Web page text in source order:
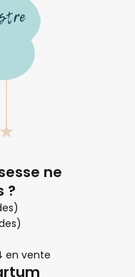
ne
?
en vente